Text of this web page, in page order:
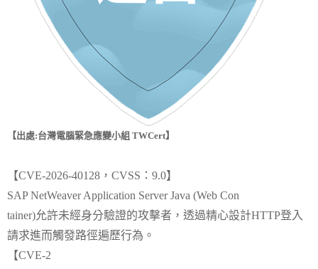
【出處:台灣電腦緊急應變小組 TWCert】
【CVE-2026-40128，CVSS：9.0】
SAP NetWeaver Application Server Java (Web Con
tainer)允許未經身分驗證的攻擊者，透過精心設計HTTP登入
請求進而觸發路徑遍歷行為。
【CVE-2